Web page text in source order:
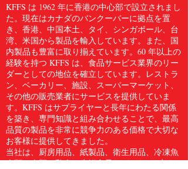
KFFS は 1962 年に香港の中心部で設立されまし
た。現在はカナダのバンクーバーに拠点を置
き、香港、中国本土、タイ、シンガポール、台
湾、米国から製品を輸入しています。また、国
内製品も豊富に取り揃えています。60 年以上の
経験を持つ KFFS は、食品サービス業界のリー
ダーとしての地位を確立しています。レストラ
ン、ベーカリー、施設、スーパーマーケット、
その他の販売業者にサービスを提供していま
す。KFFS はサプライヤーと長年にわたる関係
を築き、専門知識と組み合わせることで、最高
品質の製品を非常に競争力のある価格で大切な
お客様に提供してきました。
当社は、厨房用品、紙製品、衛生用品、冷凍魚
介類、肉類、鶏肉、生鮮食品など、5,000 点を